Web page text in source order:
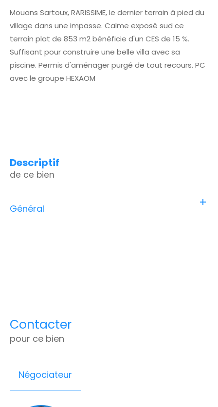
Mouans Sartoux, RARISSIME, le dernier terrain à pied du
village dans une impasse. Calme exposé sud ce
terrain plat de 853 m2 bénéficie d'un CES de 15 %.
Suffisant pour construire une belle villa avec sa
piscine. Permis d'aménager purgé de tout recours. PC
avec le groupe HEXAOM
descriptif
de ce bien
Général
Contacter
pour ce bien
Négociateur